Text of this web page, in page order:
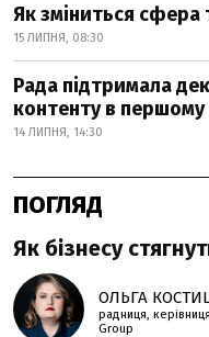
Як зміниться сфера
15 ЛИПНЯ, 08:30
Рада підтримала
контенту в першому
14 ЛИПНЯ, 14:30
ПОГЛЯД
Як бізнесу
ОЛЬГА
радниця,
Group